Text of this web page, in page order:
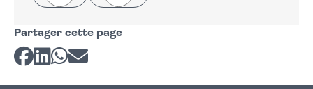
Partager cette page
Partager sur Facebook
Partager sur LinkedIn
Partager sur Whatsapp
Partager par courriel